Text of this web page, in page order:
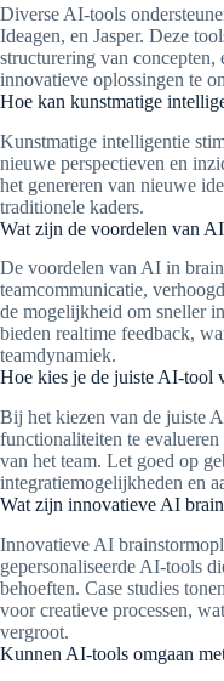
Diverse AI-tools
Ideagen, en Jasper. Deze
structurering van concepten,
innovatieve oplossingen te
Hoe kan kunstmatige
Kunstmatige intelligentie
nieuwe perspectieven en
het genereren van nieuwe
traditionele kaders.
Wat zijn de voordelen van
De voordelen van AI in
teamcommunicatie,
de mogelijkheid om sneller
bieden realtime feedback,
teamdynamiek.
Hoe kies je de juiste AI-tool
Bij het kiezen van de juiste
functionaliteiten te
van het team. Let goed op
integratiemogelijkheden en
Wat zijn innovatieve AI
Innovatieve AI
gepersonaliseerde AI-tools
behoeften. Case studies
voor creatieve processen,
vergroot.
Kunnen AI-tools omgaan